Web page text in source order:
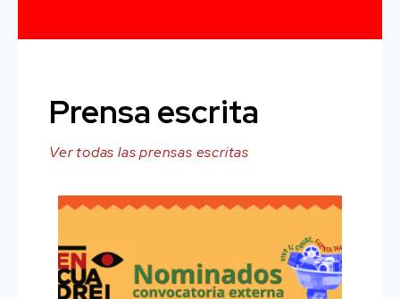
Prensa escrita
Ver todas las prensas escritas